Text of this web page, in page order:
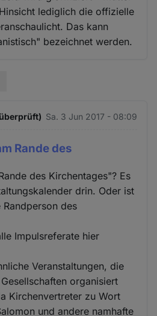
lediglich die offizielle
Das kann
bezeichnet werden.
Sa. 3 Jun 2017 - 08:09
Rande des
des Kirchentages"? Es
drin. Oder ist
Randperson des
Impulsreferate hier
Veranstaltungen, die
organisiert
Kirchenvertreter zu Wort
und andere namhafte